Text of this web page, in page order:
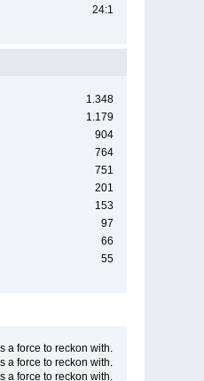
24:1
1.348
1.179
904
764
751
201
153
97
66
55